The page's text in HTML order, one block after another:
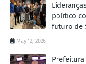
político
futuro de
May 12, 2026
Prefeitura